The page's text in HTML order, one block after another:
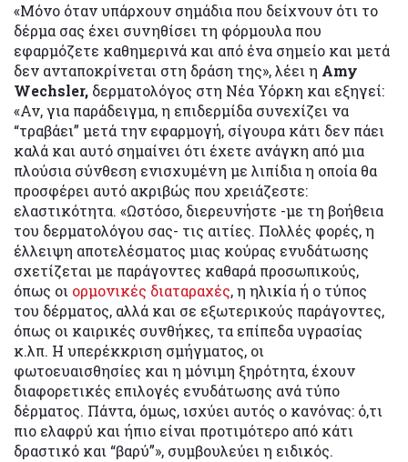
«Μόνο όταν υπάρχουν σημάδια που δείχνουν ότι το
δέρμα σας έχει συνηθίσει τη φόρμουλα που
εφαρμόζετε καθημερινά και από ένα σημείο και μετά
δεν ανταποκρίνεται στη δράση της», λέει η Amy
Wechsler, δερματολόγος στη Νέα Υόρκη και εξηγεί:
«Αν, για παράδειγμα, η επιδερμίδα συνεχίζει να
“τραβάει” μετά την εφαρμογή, σίγουρα κάτι δεν πάει
καλά και αυτό σημαίνει ότι έχετε ανάγκη από μια
πλούσια σύνθεση ενισχυμένη με λιπίδια η οποία θα
προσφέρει αυτό ακριβώς που χρειάζεστε:
ελαστικότητα. «Ωστόσο, διερευνήστε -με τη βοήθεια
του δερματολόγου σας- τις αιτίες. Πολλές φορές, η
έλλειψη αποτελέσματος μιας κούρας ενυδάτωσης
σχετίζεται με παράγοντες καθαρά προσωπικούς,
όπως οι ορμονικές διαταραχές, η ηλικία ή ο τύπος
του δέρματος, αλλά και σε εξωτερικούς παράγοντες,
όπως οι καιρικές συνθήκες, τα επίπεδα υγρασίας
κ.λπ. Η υπερέκκριση σμήγματος, οι
φωτοευαισθησίες και η μόνιμη ξηρότητα, έχουν
διαφορετικές επιλογές ενυδάτωσης ανά τύπο
δέρματος. Πάντα, όμως, ισχύει αυτός ο κανόνας: ό,τι
πιο ελαφρύ και ήπιο είναι προτιμότερο από κάτι
δραστικό και “βαρύ”», συμβουλεύει η ειδικός.